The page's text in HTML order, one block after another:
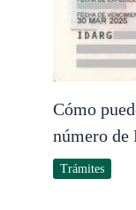
Cómo
número de
Trámites